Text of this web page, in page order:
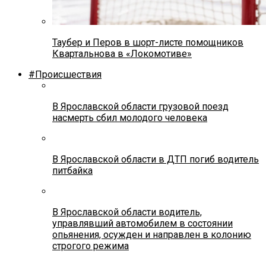
Таубер и Перов в шорт-листе помощников
Квартальнова в «Локомотиве»
#Происшествия
В Ярославской области грузовой поезд
насмерть сбил молодого человека
В Ярославской области в ДТП погиб водитель
питбайка
В Ярославской области водитель,
управлявший автомобилем в состоянии
опьянения, осужден и направлен в колонию
строгого режима